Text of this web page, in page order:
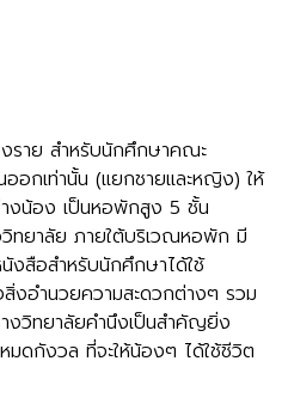
ราย สำหรับนักศึกษาคณะ
อกเท่านั้น (แยกชายและหญิง) ให้
งน้อง เป็นหอพักสูง 5 ชั้น
ทยาลัย ภายใต้บริเวณหอพัก มี
นังสือสำหรับนักศึกษาได้ใช้
งอำนวยความสะดวกต่างๆ รวม
งวิทยาลัยคำนึงเป็นสำคัญยิ่ง
ดกังวล ที่จะให้น้องๆ ได้ใช้ชีวิต